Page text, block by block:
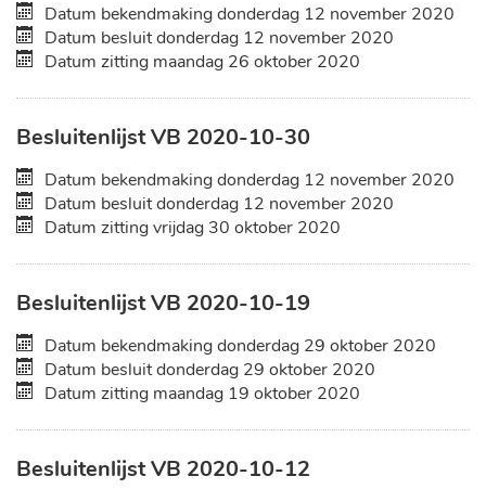
Datum bekendmakingdonderdag 12 november 2020
Datum besluitdonderdag 12 november 2020
Datum zitting maandag 26 oktober 2020
Besluitenlijst VB 2020-10-30
Datum bekendmakingdonderdag 12 november 2020
Datum besluitdonderdag 12 november 2020
Datum zittingvrijdag 30 oktober 2020
Besluitenlijst VB 2020-10-19
Datum bekendmakingdonderdag 29 oktober 2020
Datum besluitdonderdag 29 oktober 2020
Datum zitting maandag 19 oktober 2020
Besluitenlijst VB 2020-10-12